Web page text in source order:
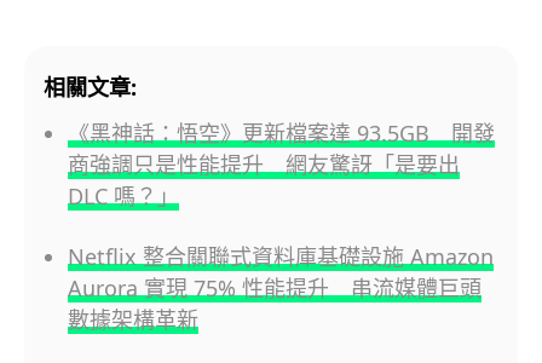
相關文章:
《黑神話：悟空》更新檔案達 93.5GB 開發
商強調只是性能提升 網友驚訝「是要出
DLC 嗎？」
Netflix 整合關聯式資料庫基礎設施 Amazon
Aurora 實現 75% 性能提升 串流媒體巨頭
數據架構革新